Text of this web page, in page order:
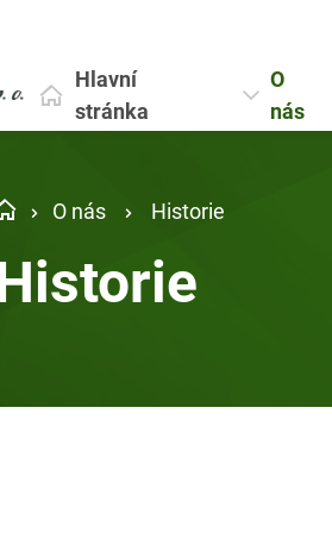
Hlavní
stránka
O
nás
O nás Historie